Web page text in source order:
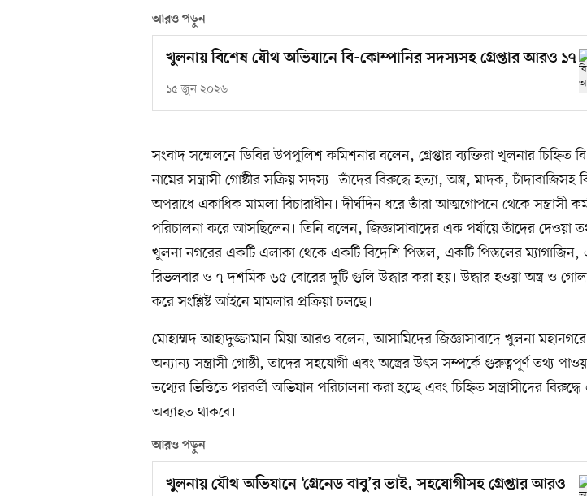
আরও পড়ুন
খুলনায় বিশেষ যৌথ অভিযানে বি-কোম্পানির সদস্যসহ গ্রেপ্তার আরও ১৭
১৫ জুন ২০২৬
সংবাদ সম্মেলনে ডিবির উপপুলিশ কমিশনার বলেন, গ্রেপ্তার ব্যক্তিরা খুলনার চিহ্নিত
নামের সন্ত্রাসী গোষ্ঠীর সক্রিয় সদস্য। তাঁদের বিরুদ্ধে হত্যা, অস্ত্র, মাদক, চাঁদাবাজিসহ
অপরাধে একাধিক মামলা বিচারাধীন। দীর্ঘদিন ধরে তাঁরা আত্মগোপনে থেকে সন্ত্রাসী
পরিচালনা করে আসছিলেন। তিনি বলেন, জিজ্ঞাসাবাদের এক পর্যায়ে তাঁদের দেওয়া
খুলনা নগরের একটি এলাকা থেকে একটি বিদেশি পিস্তল, একটি পিস্তলের ম্যাগাজিন,
রিভলবার ও ৭ দশমিক ৬৫ বোরের দুটি গুলি উদ্ধার করা হয়। উদ্ধার হওয়া অস্ত্র ও
করে সংশ্লিষ্ট আইনে মামলার প্রক্রিয়া চলছে।
মোহাম্মদ আহাদুজ্জামান মিয়া আরও বলেন, আসামিদের জিজ্ঞাসাবাদে খুলনা
অন্যান্য সন্ত্রাসী গোষ্ঠী, তাদের সহযোগী এবং অস্ত্রের উৎস সম্পর্কে গুরুত্বপূর্ণ তথ্য
তথ্যের ভিত্তিতে পরবর্তী অভিযান পরিচালনা করা হচ্ছে এবং চিহ্নিত সন্ত্রাসীদের
অব্যাহত থাকবে।
আরও পড়ুন
খুলনায় যৌথ অভিযানে ‘গ্রেনেড বাবু’র ভাই, সহযোগীসহ গ্রেপ্তার আরও